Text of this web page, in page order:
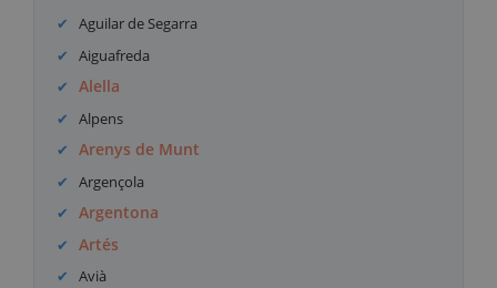
Aguilar de Segarra
Aiguafreda
Alella
Alpens
Arenys de Munt
Argençola
Argentona
Artés
Avià